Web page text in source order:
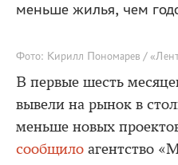
меньше жилья, чем
Фото: Кирилл Пономарев /
В первые шесть
вывели на рынок в
меньше новых
сообщило агентство